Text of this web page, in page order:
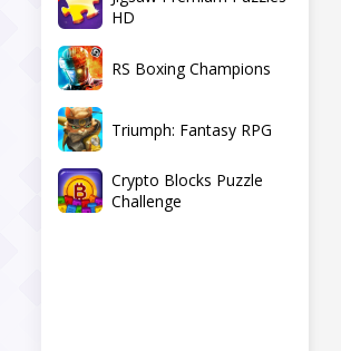
HD
RS Boxing Champions
Triumph: Fantasy RPG
Crypto Blocks Puzzle
Challenge